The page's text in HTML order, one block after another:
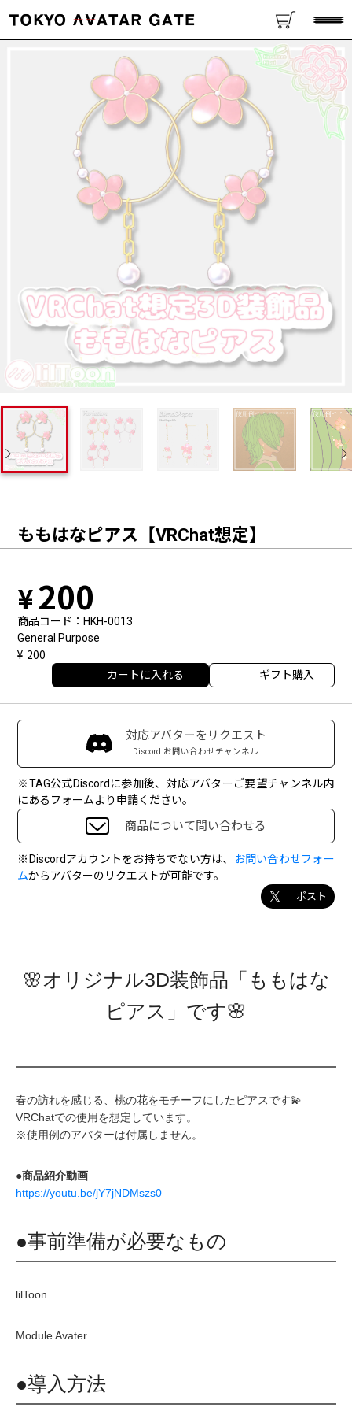
ももはなピアス【VRChat想定】
200
商品コード
HKH-0013
General Purpose
200
カートに入れる ギフト購入
対応アバターをリクエスト
Discord お問い合わせチャンネル
※TAG公式Discordに参加後、対応アバターご要望チャンネル内
にあるフォームより申請ください。
ポスト
商品について問い合わせる
※Discordアカウントをお持ちでない方は、
お問い合わせフォー
ムからアバターのリクエストが可能です。
🌸オリジナル3D装飾品「ももはな
ピアス」です🌸
春の訪れを感じる、桃の花をモチーフにしたピアスです💫
VRChatでの使用を想定しています。
※使用例のアバターは付属しません。
●商品紹介動画
https://youtu.be/jY7jNDMszs0
●事前準備が必要なもの
lilToon
Module Avater
●導入方法